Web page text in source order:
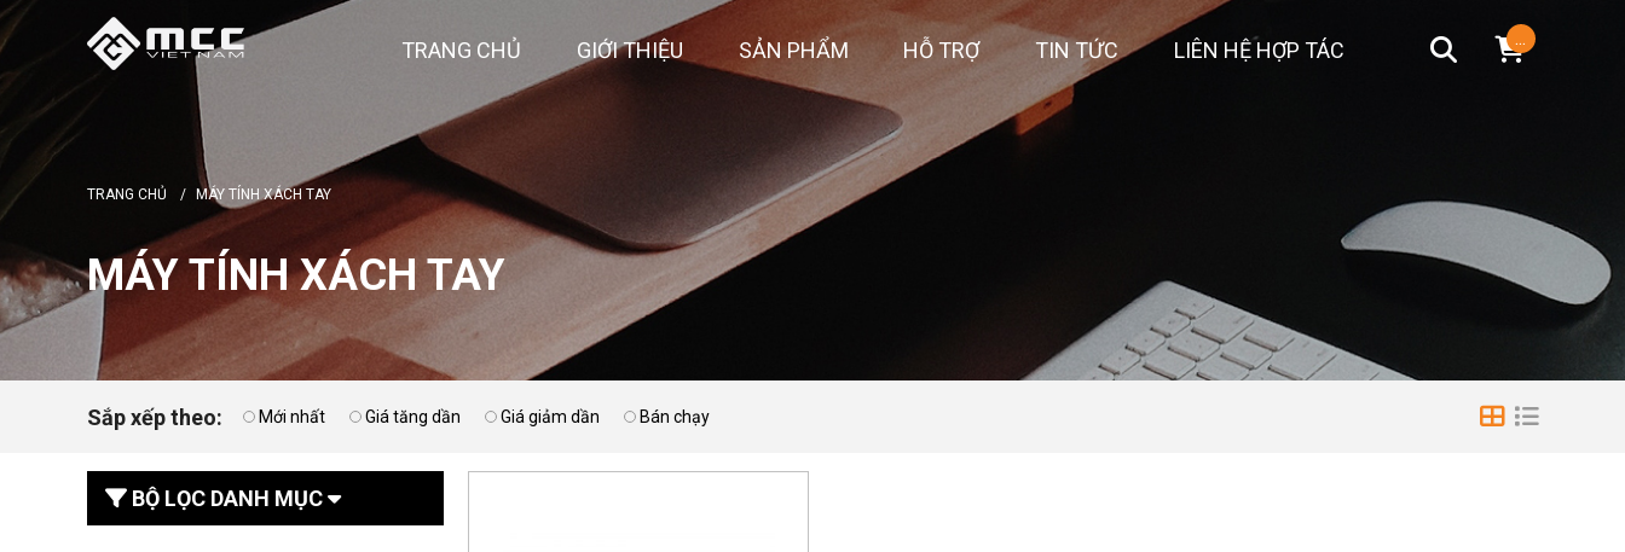
TRANG CHỦ GIỚI THIỆU SẢN PHẨM HỖ TRỢ TIN TỨC LIÊN HỆ HỢP TÁC ...
TRANG CHỦ / MÁY TÍNH XÁCH TAY
MÁY TÍNH XÁCH TAY
Sắp xếp theo: Mới nhất Giá tăng dần Giá giảm dần Bán chạy
BỘ LỌC DANH MỤC